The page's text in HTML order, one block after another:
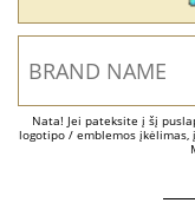
Nata! Jei pateksite į šį
logotipo / emblemos